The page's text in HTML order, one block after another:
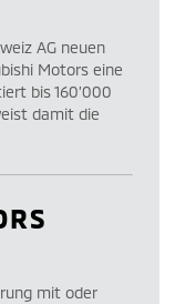
AG neuen
Motors eine
bis 160’000
damit die
mit oder